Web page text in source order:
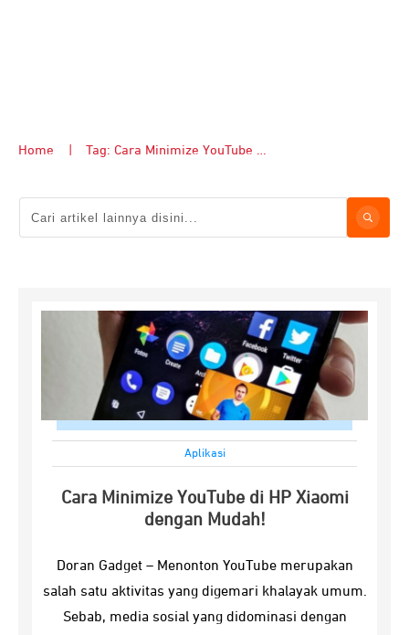
Home Tag: Cara Minimize YouTube di HP
Aplikasi
Cara Minimize YouTube di HP Xiaomi
dengan Mudah!
Doran Gadget – Menonton YouTube merupakan
salah satu aktivitas yang digemari khalayak umum.
Sebab, media sosial yang didominasi dengan